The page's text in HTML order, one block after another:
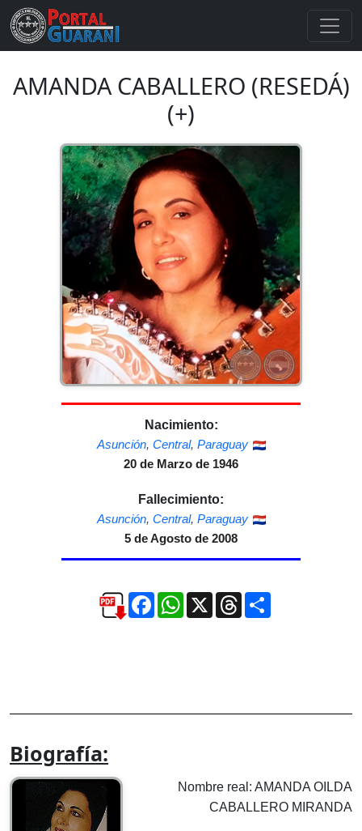
AMANDA CABALLERO (RESEDÁ)
(+)
Nacimiento:
Asunción, Central, Paraguay
20 de Marzo de 1946
Fallecimiento:
Asunción, Central, Paraguay
5 de Agosto de 2008
FacebookWhatsApp
X ThreadsCompartir
Biografía:
Nombre real: AMANDA OILDA
CABALLERO MIRANDA